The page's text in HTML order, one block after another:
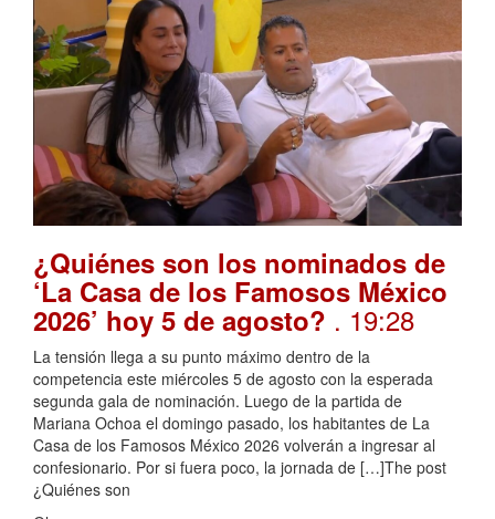
¿Quiénes son los nominados de
‘La Casa de los Famosos México
2026’ hoy 5 de agosto? . 19:28
La tensión llega a su punto máximo dentro de la
competencia este miércoles 5 de agosto con la esperada
segunda gala de nominación. Luego de la partida de
Mariana Ochoa el domingo pasado, los habitantes de La
Casa de los Famosos México 2026 volverán a ingresar al
confesionario. Por si fuera poco, la jornada de […]The post
¿Quiénes son